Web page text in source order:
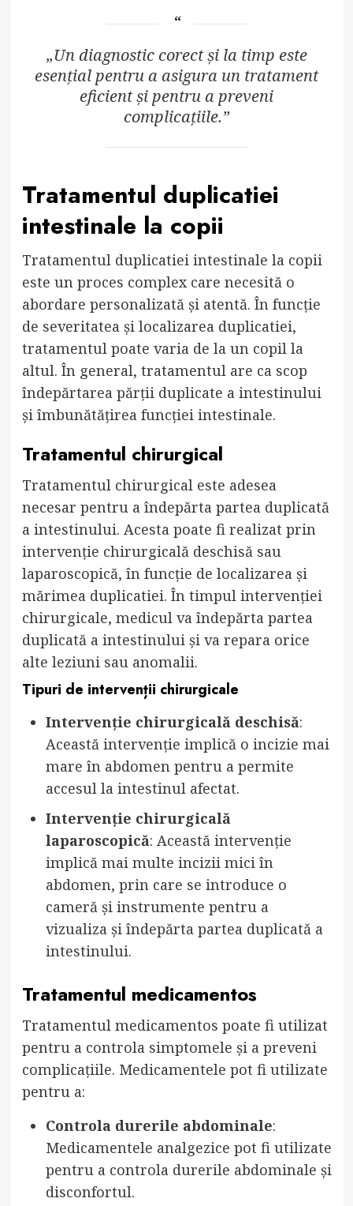
„Un diagnostic corect și la timp este
esențial pentru a asigura un tratament
eficient și pentru a preveni
complicațiile.”
Tratamentul duplicatiei
intestinale la copii
Tratamentul duplicatiei intestinale la copii
este un proces complex care necesită o
abordare personalizată și atentă. În funcție
de severitatea și localizarea duplicatiei,
tratamentul poate varia de la un copil la
altul. În general, tratamentul are ca scop
îndepărtarea părții duplicate a intestinului
și îmbunătățirea funcției intestinale.
Tratamentul chirurgical
Tratamentul chirurgical este adesea
necesar pentru a îndepărta partea duplicată
a intestinului. Acesta poate fi realizat prin
intervenție chirurgicală deschisă sau
laparoscopică, în funcție de localizarea și
mărimea duplicatiei. În timpul intervenției
chirurgicale, medicul va îndepărta partea
duplicată a intestinului și va repara orice
alte leziuni sau anomalii.
Tipuri de intervenții chirurgicale
Intervenție chirurgicală deschisă:
Această intervenție implică o incizie mai
mare în abdomen pentru a permite
accesul la intestinul afectat.
Intervenție chirurgicală
laparoscopică: Această intervenție
implică mai multe incizii mici în
abdomen, prin care se introduce o
cameră și instrumente pentru a
vizualiza și îndepărta partea duplicată a
intestinului.
Tratamentul medicamentos
Tratamentul medicamentos poate fi utilizat
pentru a controla simptomele și a preveni
complicațiile. Medicamentele pot fi utilizate
pentru a:
Controla durerile abdominale:
Medicamentele analgezice pot fi utilizate
pentru a controla durerile abdominale și
disconfortul.